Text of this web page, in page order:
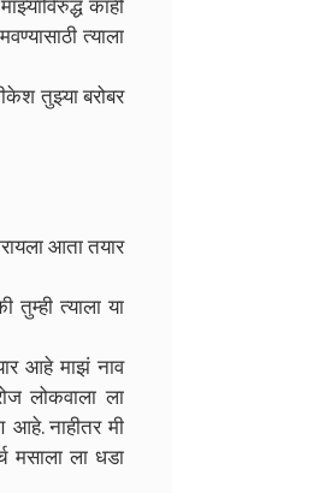
काही
त्याला
तुझ्या बरोबर
आता तयार
त्याला या
आहे माझं नाव
लोकवाला ला
आहे. नाहीतर मी
मसाला ला धडा